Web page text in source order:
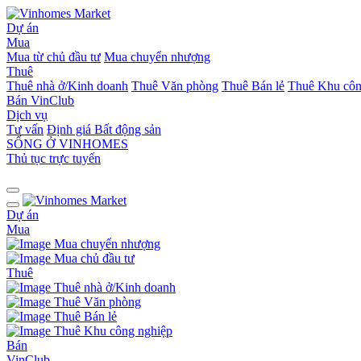
Dự án
Mua
Mua từ chủ đầu tư Mua chuyển nhượng
Thuê
Thuê nhà ở/Kinh doanh Thuê Văn phòng Thuê Bán lẻ Thuê Khu
Bán VinClub
Dịch vụ
Tư vấn Định giá Bất động sản
SỐNG Ở VINHOMES
Thủ tục trực tuyến
Dự án
Mua
Mua chuyển nhượng
Mua chủ đầu tư
Thuê
Thuê nhà ở/Kinh doanh
Thuê Văn phòng
Thuê Bán lẻ
Thuê Khu công nghiệp
Bán